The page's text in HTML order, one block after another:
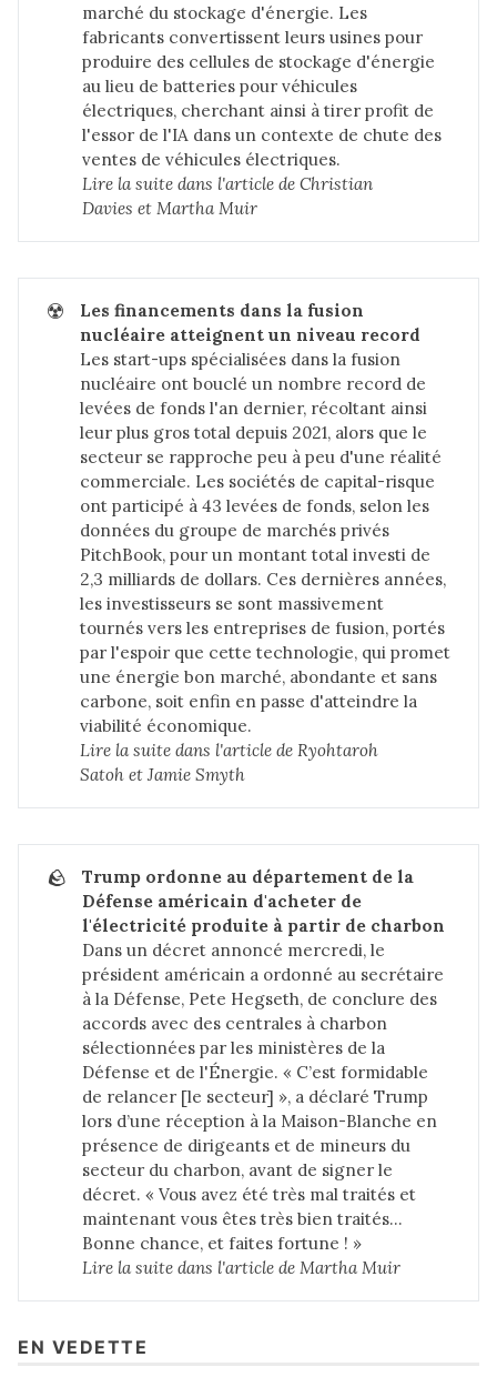
marché du stockage d'énergie. Les
fabricants convertissent leurs usines pour
produire des cellules de stockage d'énergie
au lieu de batteries pour véhicules
électriques, cherchant ainsi à tirer profit de
l'essor de l'IA dans un contexte de chute des
ventes de véhicules électriques.
Lire la suite dans l'article de Christian
Davies et Martha Muir
☢️
Les financements dans la fusion
nucléaire atteignent un niveau record
Les start-ups spécialisées dans la fusion
nucléaire ont bouclé un nombre record de
levées de fonds l'an dernier, récoltant ainsi
leur plus gros total depuis 2021, alors que le
secteur se rapproche peu à peu d'une réalité
commerciale. Les sociétés de capital-risque
ont participé à 43 levées de fonds, selon les
données du groupe de marchés privés
PitchBook, pour un montant total investi de
2,3 milliards de dollars. Ces dernières années,
les investisseurs se sont massivement
tournés vers les entreprises de fusion, portés
par l'espoir que cette technologie, qui promet
une énergie bon marché, abondante et sans
carbone, soit enfin en passe d'atteindre la
viabilité économique.
Lire la suite dans l'article de Ryohtaroh
Satoh et Jamie Smyth
🪨
Trump ordonne au département de la
Défense américain d'acheter de
l'électricité produite à partir de charbon
Dans un décret annoncé mercredi, le
président américain a ordonné au secrétaire
à la Défense, Pete Hegseth, de conclure des
accords avec des centrales à charbon
sélectionnées par les ministères de la
Défense et de l'Énergie. « C’est formidable
de relancer [le secteur] », a déclaré Trump
lors d’une réception à la Maison-Blanche en
présence de dirigeants et de mineurs du
secteur du charbon, avant de signer le
décret. « Vous avez été très mal traités et
maintenant vous êtes très bien traités…
Bonne chance, et faites fortune ! »
Lire la suite dans l'article de Martha Muir
EN VEDETTE